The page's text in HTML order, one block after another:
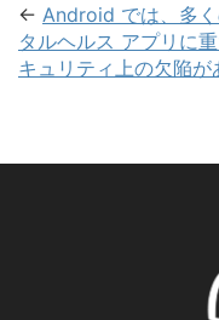
← Android では、多
タルヘルス アプリに
キュリティ上の欠陥が